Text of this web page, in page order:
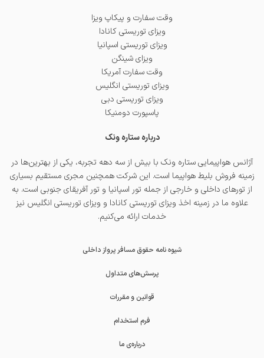
وقت سفارت و پیکاپ ویزا
ویزای توریستی کانادا
ویزای توریستی اسپانیا
ویزای شینگن
وقت سفارت آمریکا
ویزای توریستی انگلیس
ویزای توریستی دبی
پاسپورت دومنیکا
درباره ستاره ونک
آژانس هواپیمایی ستاره ونک با بیش از سه دهه تجربه، یکی از بهترین‌ها در
زمینه فروش بلیط هواپیما است. این شرکت همچنین مجری مستقیم بسیاری
از تورهای داخلی و خارجی از جمله تور اسپانیا و تور آفریقای جنوبی است. به
علاوه ما در زمینه اخذ ویزای توریستی کانادا و ویزای توریستی انگلیس نیز
خدمات ارائه می‌کنیم.
شیوه نامه حقوق مسافر پرواز داخلی
پرسش‌های متداول
قوانین و مقررات
فرم استخدام
درباره‌ی ما